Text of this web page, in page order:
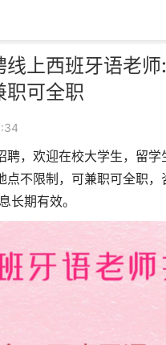
线上西班牙语老
职可全职
聘，欢迎在校大学生，留学
点不限制，可兼职可全职，
长期有效。
西班牙语老师:
可兼职可